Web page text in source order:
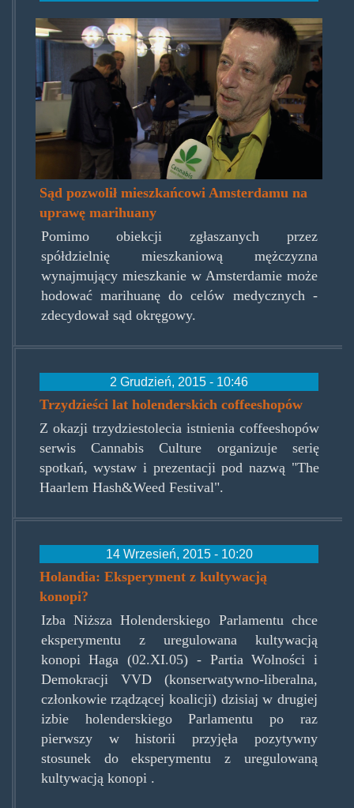
rudolf_hillebrand2.jpg
Sąd pozwolił mieszkańcowi Amsterdamu na
uprawę marihuany
Pomimo obiekcji zgłaszanych przez
spółdzielnię mieszkaniową mężczyzna
wynajmujący mieszkanie w Amsterdamie może
hodować marihuanę do celów medycznych -
zdecydował sąd okręgowy.
2 Grudzień, 2015 - 10:46
Trzydzieści lat holenderskich coffeeshopów
Z okazji trzydziestolecia istnienia coffeeshopów
serwis Cannabis Culture organizuje serię
spotkań, wystaw i prezentacji pod nazwą "The
Haarlem Hash&Weed Festival".
14 Wrzesień, 2015 - 10:20
Holandia: Eksperyment z kultywacją
konopi?
Izba Niższa Holenderskiego Parlamentu chce
eksperymentu z uregulowana kultywacją
konopi Haga (02.XI.05) - Partia Wolności i
Demokracji VVD (konserwatywno-liberalna,
członkowie rządzącej koalicji) dzisiaj w drugiej
izbie holenderskiego Parlamentu po raz
pierwszy w historii przyjęła pozytywny
stosunek do eksperymentu z uregulowaną
kultywacją konopi .